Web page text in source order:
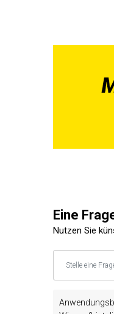
Eine
Nutzen Sie